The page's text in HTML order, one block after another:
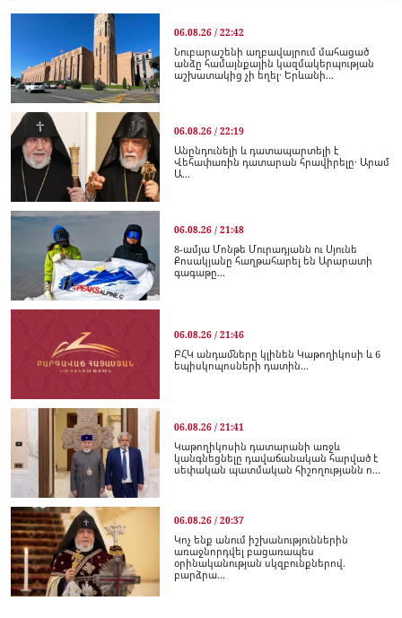
06.08.26 / 22:42
Նուբարաշենի աղբավայրում մահացած
անձը համայնքային կազմակերպության
աշխատակից չի եղել․ Երևանի...
06.08.26 / 22:19
Անընդունելի և դատապարտելի է
Վեհափառին դատարան հրավիրելը․ Արամ
Ա...
06.08.26 / 21:48
8-ամյա Մոնթե Մուրադյանն ու Սյունե
Քոսակյանը հաղթահարել են Արարատի
գագաթը...
06.08.26 / 21:46
ԲՀԿ անդամները կլինեն Կաթողիկոսի և 6
եպիսկոպոսների դատին...
06.08.26 / 21:41
Կաթողիկոսին դատարանի առջև
կանգնեցնելը դավաճանական հարված է
սեփական պատմական հիշողությանն ո...
06.08.26 / 20:37
Կոչ ենք անում իշխանություններին
առաջնորդվել բացառապես
օրինականության սկզբունքներով.
բարձրա...